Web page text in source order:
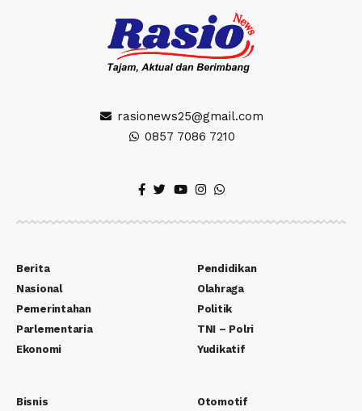
rasionews25@gmail.com
0857 7086 7210
Berita
Nasional
Pemerintahan
Parlementaria
Ekonomi
Pendidikan
Olahraga
Politik
TNI – Polri
Yudikatif
Bisnis Otomotif